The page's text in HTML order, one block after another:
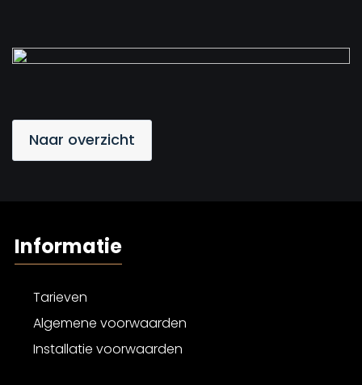
Naar overzicht
Informatie
Tarieven
Algemene voorwaarden
Installatie voorwaarden